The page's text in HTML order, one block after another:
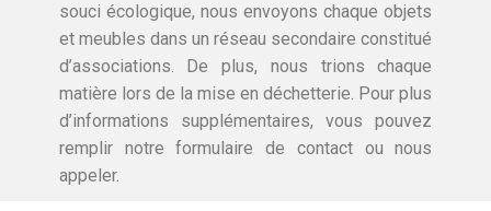
souci écologique, nous envoyons chaque objets
et meubles dans un réseau secondaire constitué
d’associations. De plus, nous trions chaque
matière lors de la mise en déchetterie. Pour plus
d’informations supplémentaires, vous pouvez
remplir notre formulaire de contact ou nous
appeler.